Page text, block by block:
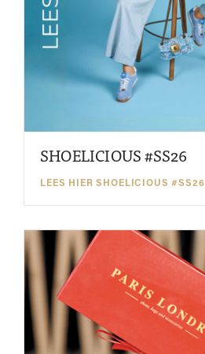
SHOELICIOUS #SS26
LEES HIER SHOELICIOUS #SS26